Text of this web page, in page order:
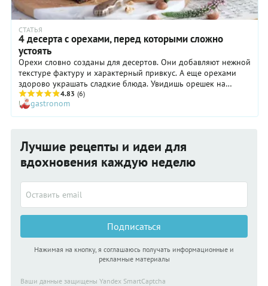
СТАТЬЯ
4 десерта с орехами, перед которыми сложно
устоять
Орехи словно созданы для десертов. Они добавляют нежной
текстуре фактуру и характерный привкус. А еще орехами
здорово украшать сладкие блюда. Увидишь орешек на
кусочке торта, и рука сама к нему тянется.
4.83 (6)
gastronom
Лучшие рецепты и идеи для
вдохновения каждую неделю
Подписаться
Нажимая на кнопку, я соглашаюсь получать информационные и
рекламные материалы
Ваши данные защищены Yandex SmartCaptcha